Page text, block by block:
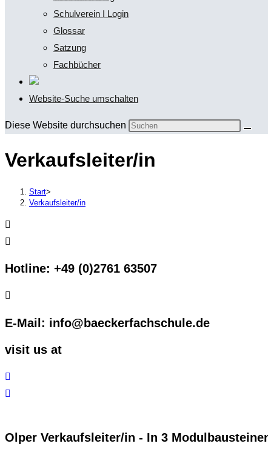
Schulverein I Login
Glossar
Satzung
Fachbücher
Website-Suche umschalten
Diese Website durchsuchen
Verkaufsleiter/in
Start>
Verkaufsleiter/in
Hotline: +49 (0)2761 63507
E-Mail: info@baeckerfachschule.de
visit us at
Olper Verkaufsleiter/in - In 3